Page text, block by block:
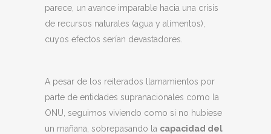
parece, un avance imparable hacia una crisis
de recursos naturales (agua y alimentos),
cuyos efectos serían devastadores.
A pesar de los reiterados llamamientos por
parte de entidades supranacionales como la
ONU, seguimos viviendo como si no hubiese
un mañana, sobrepasando la capacidad del